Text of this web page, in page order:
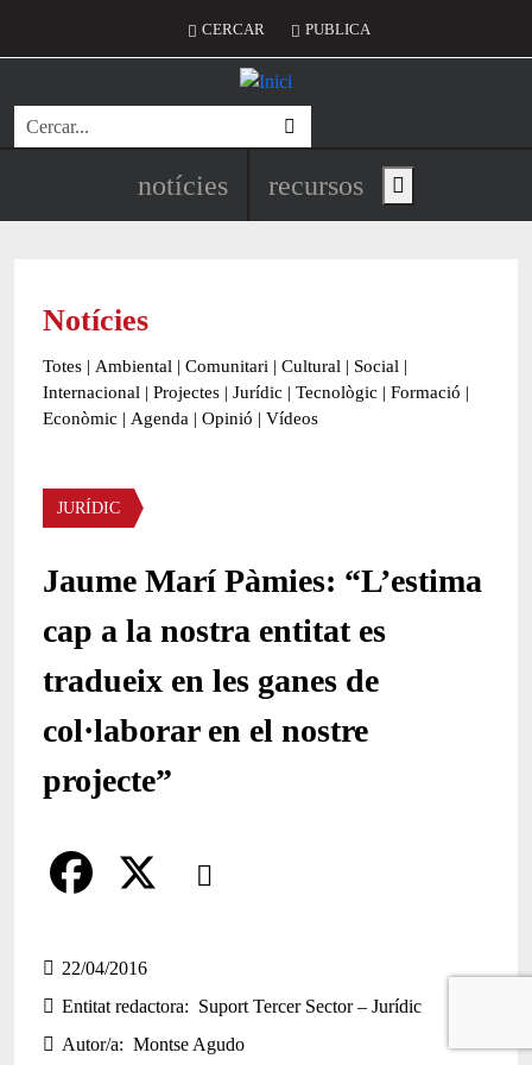
Menú del compte d'usuari
CERCAR PUBLICA
Cerca
Navegació principal de
notícies recursos Show main menu
Notícies
Totes | Ambiental | Comunitari | Cultural | Social |
Internacional | Projectes | Jurídic | Tecnològic | Formació |
Econòmic | Agenda | Opinió | Vídeos
Àmbit de la notícia
JURÍDIC
Jaume Marí Pàmies: “L’estima
cap a la nostra entitat es
tradueix en les ganes de
col·laborar en el nostre
projecte”
Comparteix
a
c
e
22/04/2016
Entitat redactora
Suport Tercer Sector – Jurídic
Autor/a
Montse Agudo